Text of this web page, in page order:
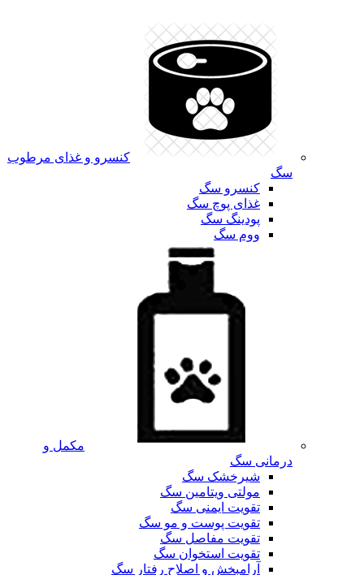
کنسرو و غذای مرطوب
سگ
کنسرو سگ
غذای پوچ سگ
پودینگ سگ
ووم سگ
مکمل و
درمانی سگ
شیرخشک سگ
مولتی ویتامین سگ
تقویت ایمنی سگ
تقویت پوست و مو سگ
تقویت مفاصل سگ
تقویت استخوان سگ
آرامبخش و اصلاح رفتار سگ